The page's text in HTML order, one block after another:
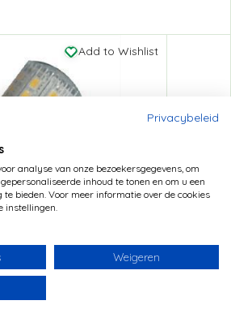
Add to Wishlist
En 24v Multi Voltage
Privacybeleid
analyse van onze bezoekersgegevens, om
inhoud te tonen en om u een
bieden. Voor meer informatie over de cookies
instellingen.
Weigeren